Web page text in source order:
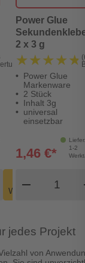
Warenkorb
shopping_cart
Power Glue
2 x 3 g
★★★★★
★★★★★
Power Glue
Markenware
2 Stück
Inhalt 3g
universal
einsetzbar
1-2
1,46 €*
remove
jedes Projekt
von